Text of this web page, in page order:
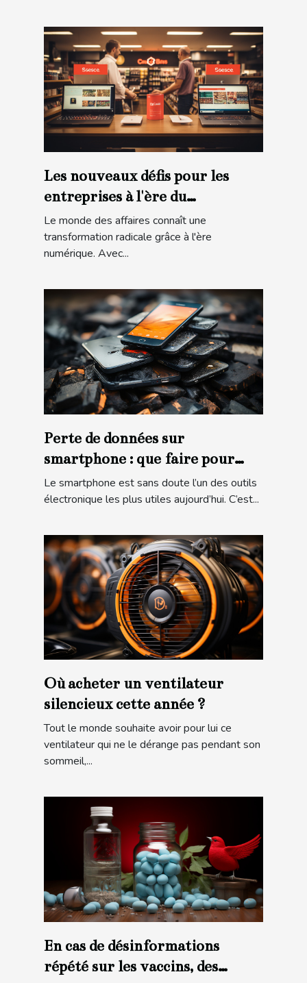
Les nouveaux défis pour les
entreprises à l'ère du
numérique
Le monde des affaires connaît une
transformation radicale grâce à l'ère
numérique. Avec...
Perte de données sur
smartphone : que faire pour
l’éviter ?
Le smartphone est sans doute l’un des outils
électronique les plus utiles aujourd’hui. C’est...
Où acheter un ventilateur
silencieux cette année ?
Tout le monde souhaite avoir pour lui ce
ventilateur qui ne le dérange pas pendant son
sommeil,...
En cas de désinformations
répété sur les vaccins, des